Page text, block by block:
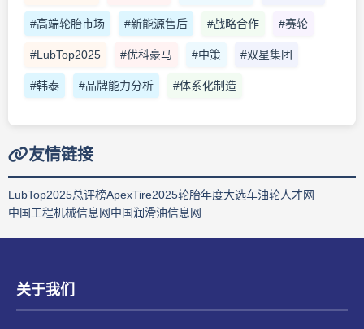
#高端轮胎市场 #新能源售后 #战略合作 #赛轮
#LubTop2025 #优科豪马 #中策 #双星集团
#韩泰 #品牌能力分析 #体系化制造
友情链接
LubTop2025总评榜ApexTire2025轮胎年度大选车油轮人才网
中国工程机械信息网中国润滑油信息网
关于我们